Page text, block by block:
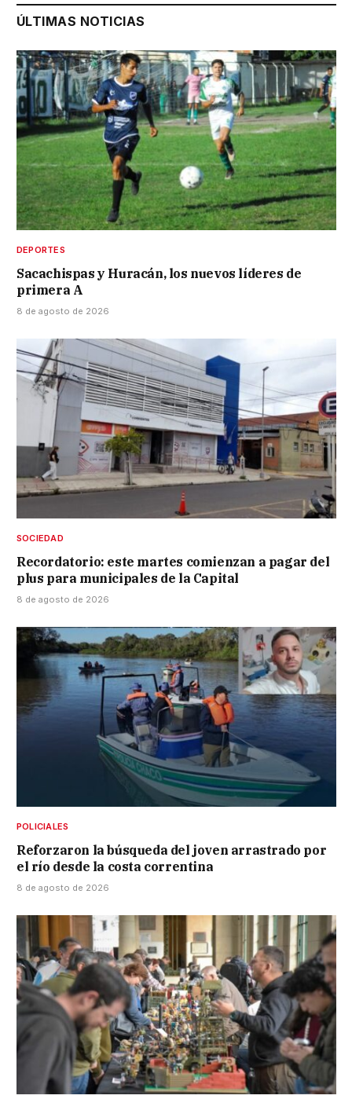
ÚLTIMAS NOTICIAS
DEPORTES
Sacachispas y Huracán, los nuevos líderes de
primera A
8 de agosto de 2026
SOCIEDAD
Recordatorio: este martes comienzan a pagar del
plus para municipales de la Capital
8 de agosto de 2026
POLICIALES
Reforzaron la búsqueda del joven arrastrado por
el río desde la costa correntina
8 de agosto de 2026